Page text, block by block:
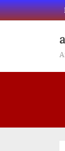
Skip
to